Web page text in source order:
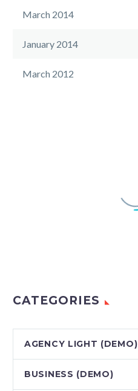
March 2014
January 2014
March 2012
CATEGORIES
AGENCY LIGHT (DEMO)
BUSINESS (DEMO)